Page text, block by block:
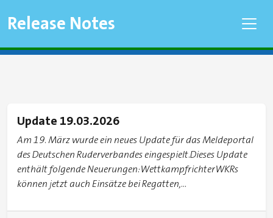
Release Notes
Update 19.03.2026
Am 19. März wurde ein neues Update für das Meldeportal
des Deutschen Ruderverbandes eingespielt.Dieses Update
enthält folgende Neuerungen:WettkampfrichterWKRs
können jetzt auch Einsätze bei Regatten,...